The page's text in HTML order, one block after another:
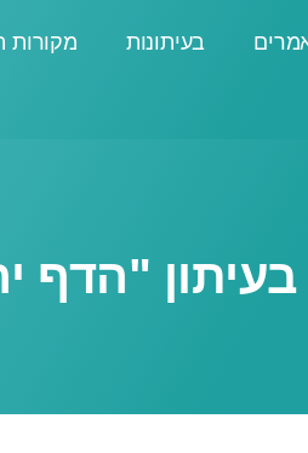
בעיתונות מקורות
"הדף ירוק" -